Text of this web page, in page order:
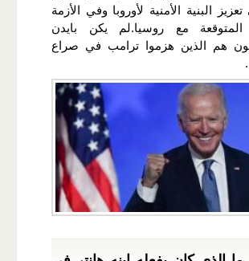
تعزيز البنية الأمنية لأوروبا وفي الأزمة
المتوقعة مع روسيا.لم يكن بايدن
هم الذين هزموا ترامب في صراع